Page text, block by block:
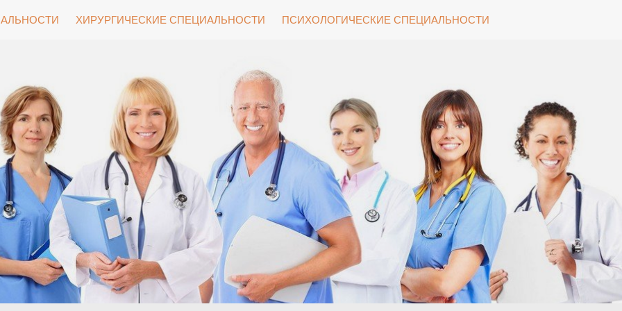
ХИРУРГИЧЕСКИЕ СПЕЦИАЛЬНОСТИ ПСИХОЛОГИЧЕСКИЕ СПЕЦИАЛЬНОСТИ